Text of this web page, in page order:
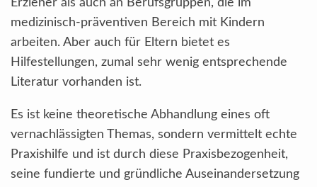
Erzieher als auch an Berufsgruppen, die im
medizinisch-präventiven Bereich mit Kindern
arbeiten. Aber auch für Eltern bietet es
Hilfestellungen, zumal sehr wenig entsprechende
Literatur vorhanden ist.
Es ist keine theoretische Abhandlung eines oft
vernachlässigten Themas, sondern vermittelt echte
Praxishilfe und ist durch diese Praxisbezogenheit,
seine fundierte und gründliche Auseinandersetzung